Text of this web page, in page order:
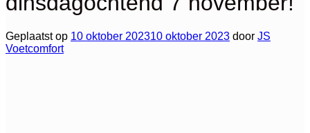
Geplaatst op 10 oktober 202310 oktober 2023 door JS
Voetcomfort